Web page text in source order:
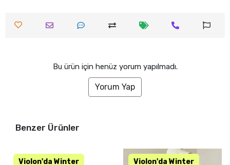
Bu ürün için henüz yorum yapılmadı.
Yorum Yap
Benzer Ürünler